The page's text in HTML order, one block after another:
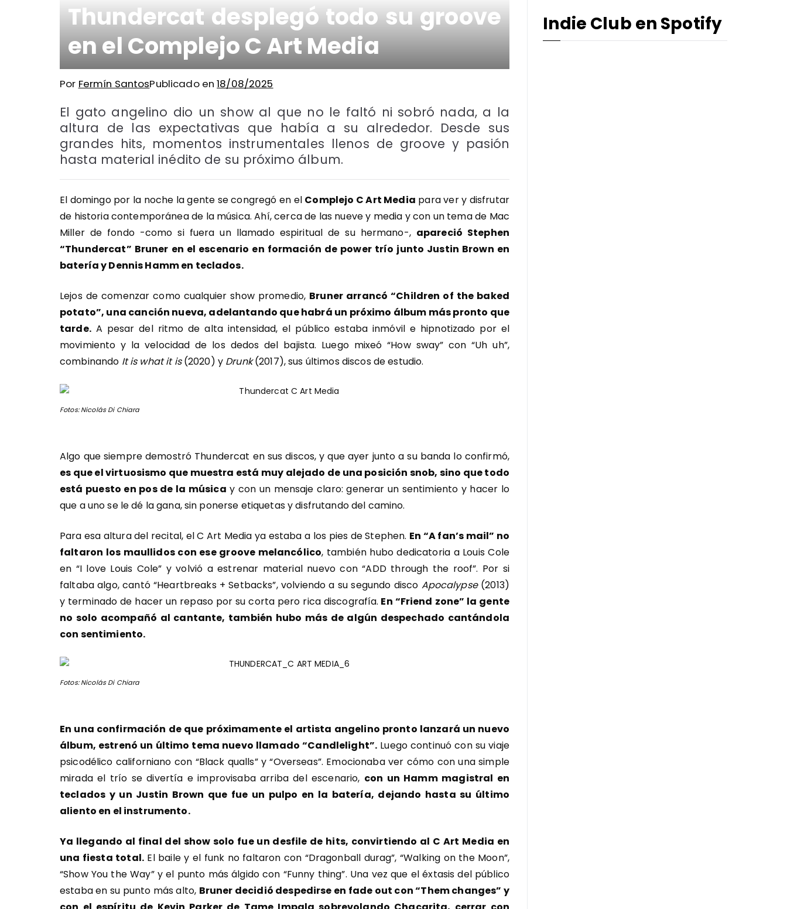
Thundercat desplegó todo su groove
en el Complejo C Art Media
Por Fermín SantosPublicado en18/08/2025
El gato angelino dio un show al que no le faltó ni sobró nada, a la
altura de las expectativas que había a su alrededor. Desde sus
grandes hits, momentos instrumentales llenos de groove y pasión
hasta material inédito de su próximo álbum.
El domingo por la noche la gente se congregó en el Complejo C Art Media para ver y disfrutar
de historia contemporánea de la música. Ahí, cerca de las nueve y media y con un tema de Mac
Miller de fondo -como si fuera un llamado espiritual de su hermano-, apareció Stephen
“Thundercat” Bruner en el escenario en formación de power trío junto Justin Brown en
batería y Dennis Hamm en teclados.
Lejos de comenzar como cualquier show promedio, Bruner arrancó “Children of the baked
potato”, una canción nueva, adelantando que habrá un próximo álbum más pronto que
tarde.A pesar del ritmo de alta intensidad, el público estaba inmóvil e hipnotizado por el
movimiento y la velocidad de los dedos del bajista. Luego mixeó “How sway” con “Uh uh”,
combinando It is what it is(2020) y Drunk(2017), sus últimos discos de estudio.
Fotos: Nicolás Di Chiara
Algo que siempre demostró Thundercat en sus discos, y que ayer junto a su banda lo confirmó,
es que el virtuosismo que muestra está muy alejado de una posición snob, sino que todo
está puesto en pos de la música y con un mensaje claro: generar un sentimiento y hacer lo
que a uno se le dé la gana, sin ponerse etiquetas y disfrutando del camino.
Para esa altura del recital, el C Art Media ya estaba a los pies deStephen. En “A fan’s mail” no
faltaron los maullidos con ese groove melancólico, también hubo dedicatoria a Louis Cole
en “I love Louis Cole” y volvió a estrenar material nuevo con “ADD through the roof”. Por si
faltaba algo, cantó “Heartbreaks + Setbacks”, volviendo a su segundo disco Apocalypse (2013)
y terminado de hacer un repaso por su corta pero rica discografía. En “Friend zone” la gente
no solo acompañó al cantante, también hubo más de algún despechado cantándola
con sentimiento.
Fotos: Nicolás Di Chiara
En una confirmación de que próximamente el artista angelino pronto lanzará un nuevo
álbum, estrenó un último tema nuevo llamado “Candlelight”. Luego continuó con su viaje
psicodélico californiano con “Black qualls” y “Overseas”. Emocionaba ver cómo con una simple
mirada el trío se divertía e improvisaba arriba del escenario, con un Hamm magistral en
teclados y un Justin Brown que fue un pulpo en la batería, dejando hasta su último
aliento en el instrumento.
Ya llegando al final del show solo fue un desfile de hits, convirtiendo al C Art Media en
una fiesta total.El baile y el funk no faltaron con “Dragonball durag”, “Walking on the Moon”,
“Show You the Way” y el punto más álgido con “Funny thing”. Una vez que el éxtasis del público
estaba en su punto más alto, Bruner decidió despedirse en fade out con “Them changes” y
Indie Club en Spotify